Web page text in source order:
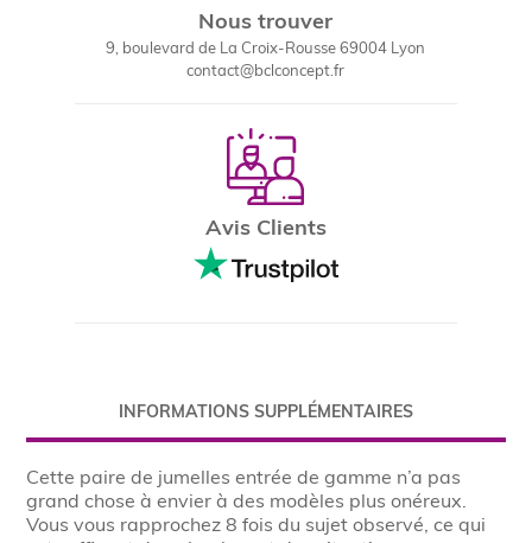
Nous trouver
9, boulevard de La Croix-Rousse 69004 Lyon
contact@bclconcept.fr
Avis Clients
INFORMATIONS SUPPLÉMENTAIRES
Cette paire de jumelles entrée de gamme n’a pas
grand chose à envier à des modèles plus onéreux.
Vous vous rapprochez 8 fois du sujet observé, ce qui